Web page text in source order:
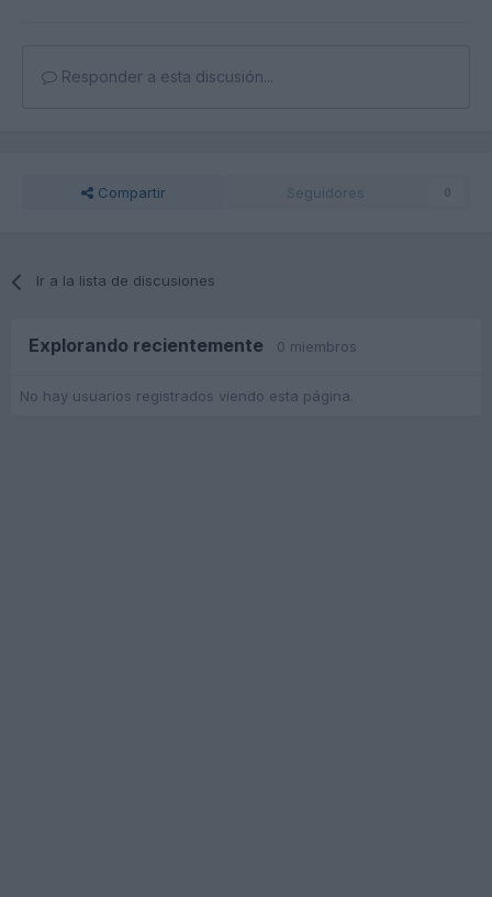
Responder a esta discusión...
Compartir Seguidores 0
Ir a la lista de discusiones
Explorando recientemente 0 miembros
No hay usuarios registrados viendo esta página.